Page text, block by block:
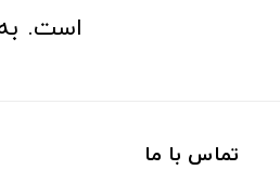
است.
تماس با ما